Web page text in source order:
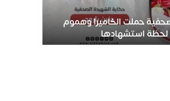
حملت الكاميرا وهموم
لحظة استشهادها